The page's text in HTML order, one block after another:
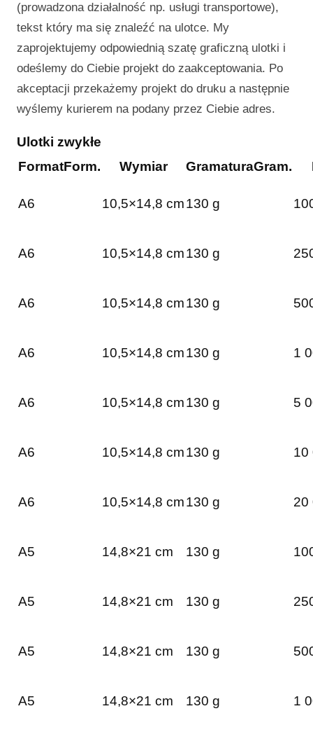
(prowadzona działalność np. usługi transportowe),
tekst który ma się znaleźć na ulotce. My
zaprojektujemy odpowiednią szatę graficzną ulotki i
odeślemy do Ciebie projekt do zaakceptowania. Po
akceptacji przekażemy projekt do druku a następnie
wyślemy kurierem na podany przez Ciebie adres.
Ulotki zwykłe
FormatForm. Wymiar GramaturaGram.
A6 10,5×14,8 cm130 g
A6 10,5×14,8 cm130 g
A6 10,5×14,8 cm130 g
A6 10,5×14,8 cm130 g 1
A6 10,5×14,8 cm130 g 5
A6 10,5×14,8 cm130 g 10
A6 10,5×14,8 cm130 g 20
A5 14,8×21 cm 130 g
A5 14,8×21 cm 130 g
A5 14,8×21 cm 130 g
A5 14,8×21 cm 130 g 1